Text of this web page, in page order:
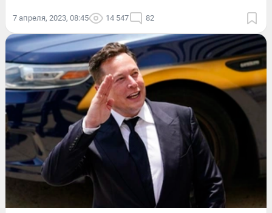
7 апреля, 2023, 08:45 14 547 82